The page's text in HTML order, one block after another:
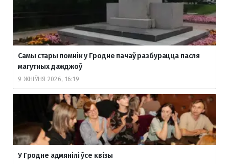
Самы стары помнік у Гродне пачаў разбурацца пасля
магутных дажджоў
9 ЖНІЎНЯ 2026, 16:19
У Гродне адмянілі ўсе квізы